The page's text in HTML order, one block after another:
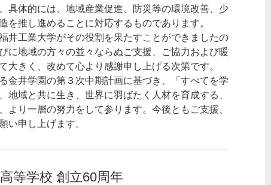
具体的には、地域産業促進、防災等の環境改善、少
を推し進めることに対応するものであります。
井工業大学がその役割を果たすことができましたの
に地域の方々の並々ならぬご支援、ご協力および暖
大きく、改めて心より感謝申し上げる次第です。
金井学園の第３次中期計画に基づき、「すべてを学
地域と共に生き、世界に羽ばたく人材を育成する、
より一層の努力をして参ります。今後ともご支援、
い申し上げます。
等学校 創立60周年